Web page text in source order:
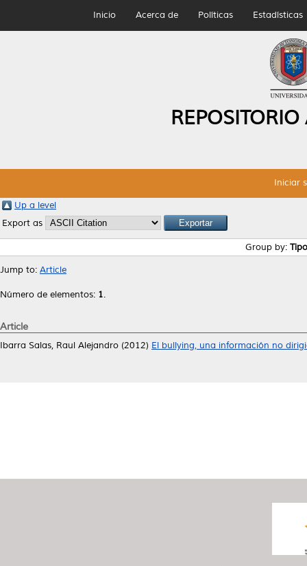
Inicio Acerca de Políticas Estadísticas
Iniciar
Up a level
Export as
Group by:
Jump to: Article
Número de elementos: 1.
Article
Ibarra Salas, Raul Alejandro (2012) El bullying, una información no